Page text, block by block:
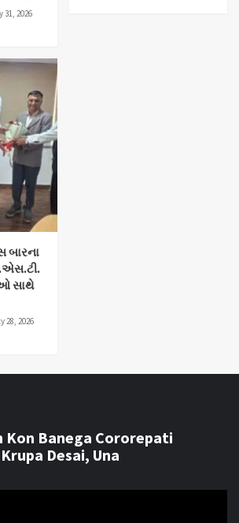
31, 2026
બારના
સાથે
28, 2026
Banega Cororepati
Desai, Una